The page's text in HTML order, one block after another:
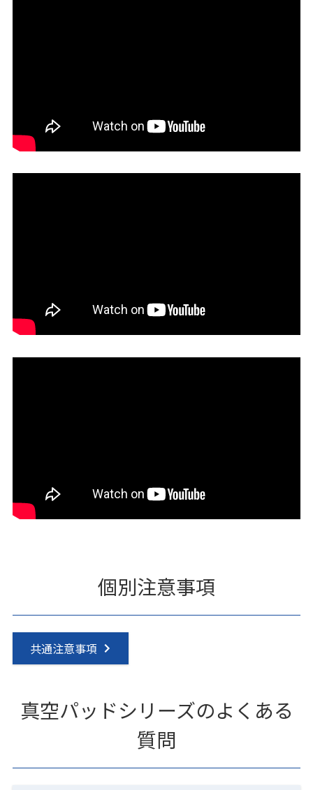
個別注意事項
共通注意事項
真空パッドシリーズのよくある
質問